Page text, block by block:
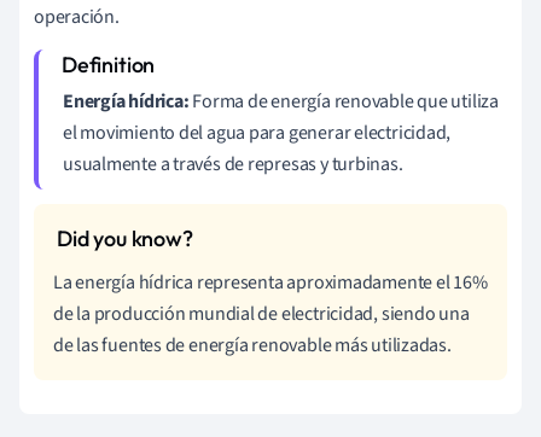
operación.
Energía hídrica:Forma de energía renovable que utiliza
el movimiento del agua para generar electricidad,
usualmente a través de represas y turbinas.
La energía hídrica representa aproximadamente el 16%
de la producción mundial de electricidad, siendo una
de las fuentes de energía renovable más utilizadas.